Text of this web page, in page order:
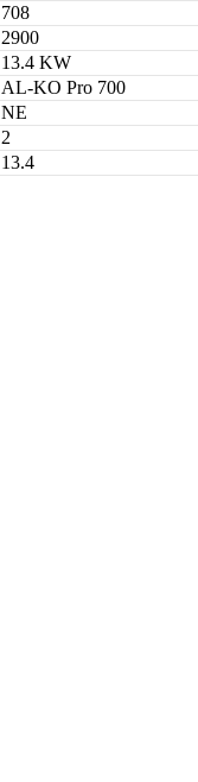
708
2900
13.4 KW
AL-KO Pro 700
NE
2
13.4